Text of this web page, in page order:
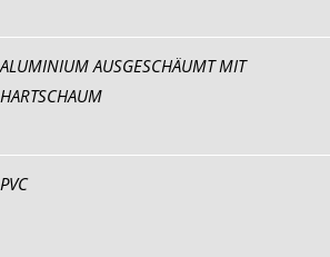
ALUMINIUM AUSGESCHÄUMT MIT
HARTSCHAUM
PVC